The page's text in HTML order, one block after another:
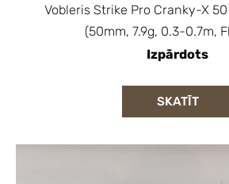
Vobleris Strike Pro Cranky-X 50
(50mm, 7.9g, 0.3-0.7m,
Izpārdots
SKATĪT